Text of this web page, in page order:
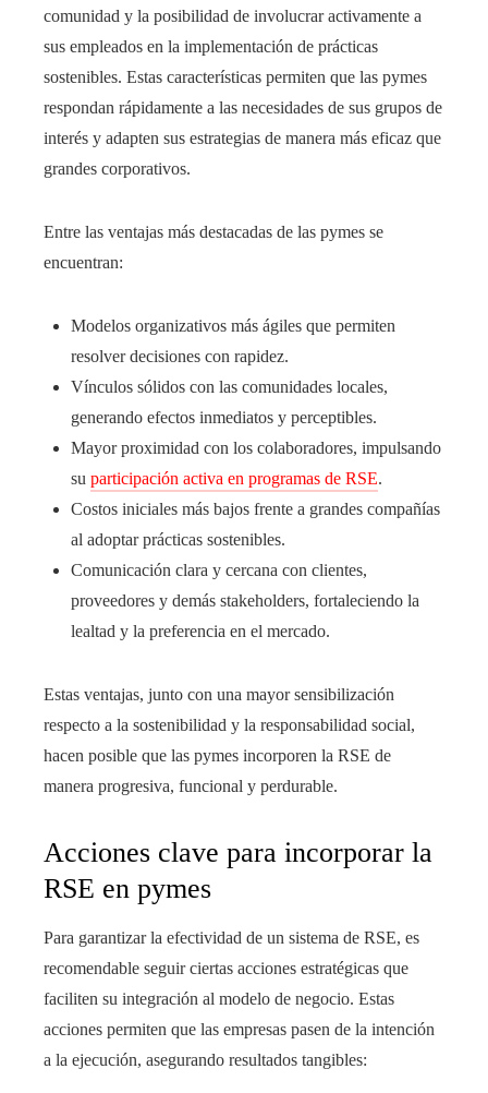
comunidad y la posibilidad de involucrar activamente a
sus empleados en la implementación de prácticas
sostenibles. Estas características permiten que las pymes
respondan rápidamente a las necesidades de sus grupos de
interés y adapten sus estrategias de manera más eficaz que
grandes corporativos.
Entre las ventajas más destacadas de las pymes se
encuentran:
Modelos organizativos más ágiles que permiten
resolver decisiones con rapidez.
Vínculos sólidos con las comunidades locales,
generando efectos inmediatos y perceptibles.
Mayor proximidad con los colaboradores, impulsando
su participación activa en programas de RSE.
Costos iniciales más bajos frente a grandes compañías
al adoptar prácticas sostenibles.
Comunicación clara y cercana con clientes,
proveedores y demás stakeholders, fortaleciendo la
lealtad y la preferencia en el mercado.
Estas ventajas, junto con una mayor sensibilización
respecto a la sostenibilidad y la responsabilidad social,
hacen posible que las pymes incorporen la RSE de
manera progresiva, funcional y perdurable.
Acciones clave para incorporar la
RSE en pymes
Para garantizar la efectividad de un sistema de RSE, es
recomendable seguir ciertas acciones estratégicas que
faciliten su integración al modelo de negocio. Estas
acciones permiten que las empresas pasen de la intención
a la ejecución, asegurando resultados tangibles: